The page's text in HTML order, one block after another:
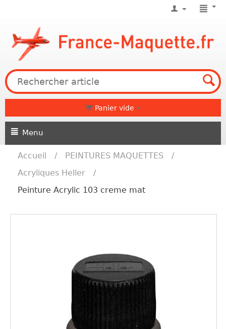
Panier vide
Menu
Accueil / PEINTURES MAQUETTES
/
Acryliques Heller
/
Peinture Acrylic 103 creme mat